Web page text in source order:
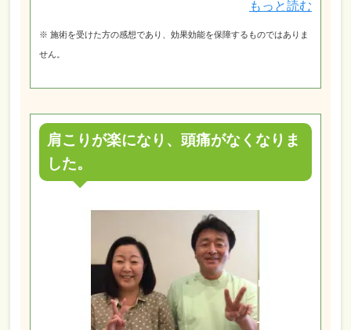
もっと読む
※ 施術を受けた方の感想であり、効果効能を保障するものではありま
せん。
肩こりが楽になり、頭痛がなくなりま
した。